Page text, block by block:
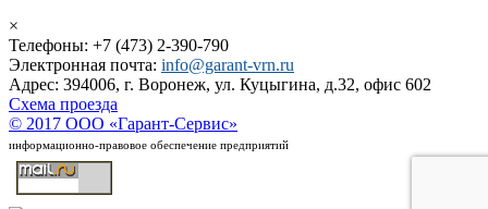
×
Телефоны: +7 (473) 2-390-790
Электронная почта: info@garant-vrn.ru
Адрес: 394006, г. Воронеж, ул. Куцыгина, д.32, офис 602
Схема проезда
© 2017 ООО «Гарант-Сервис»
информационно-правовое обеспечение предприятий